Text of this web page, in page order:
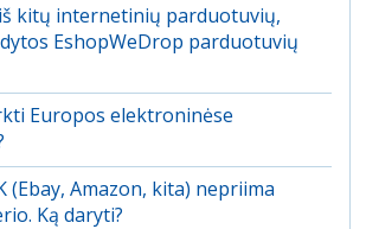
kitų internetinių parduotuvių,
EshopWeDrop parduotuvių
Europos elektroninėse
(Ebay, Amazon, kita) nepriima
Ką daryti?